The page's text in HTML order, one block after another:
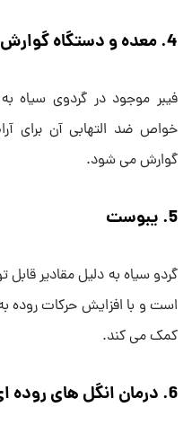
4. معده و دستگاه گوارش
فیبر موجود در گردوی
خواص ضد التهابی آن برای
گوارش می شود.
5. یبوست
گردو سیاه به دلیل مقادیر
است و با افزایش حرکات روده
کمک می کند.
6. درمان انگل های روده ای